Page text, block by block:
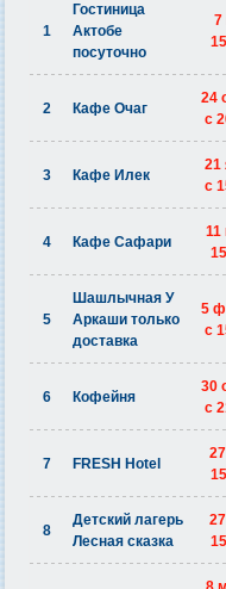
1
Гостиница
Актобе
посуточно
7
2 Кафе Очаг
24
c
3 Кафе Илек
21
c
4 Кафе Сафари
11
5
Шашлычная У
Аркаши только
доставка
5
c
6 Кофейня
30
c
7 FRESH Hotel
8
Детский лагерь
Лесная сказка